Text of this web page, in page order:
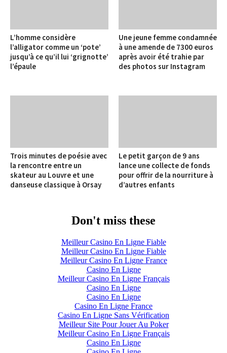
L’homme considère
l’alligator comme un ‘pote’
jusqu’à ce qu’il lui ‘grignotte’
l’épaule
Une jeune femme condamnée
à une amende de 7300 euros
après avoir été trahie par
des photos sur Instagram
Trois minutes de poésie avec
la rencontre entre un
skateur au Louvre et une
danseuse classique à Orsay
Le petit garçon de 9 ans
lance une collecte de fonds
pour offrir de la nourriture à
d’autres enfants
Don't miss these
Meilleur Casino En Ligne Fiable
Meilleur Casino En Ligne Fiable
Meilleur Casino En Ligne France
Casino En Ligne
Meilleur Casino En Ligne Français
Casino En Ligne
Casino En Ligne
Casino En Ligne France
Casino En Ligne Sans Vérification
Meilleur Site Pour Jouer Au Poker
Meilleur Casino En Ligne Français
Casino En Ligne